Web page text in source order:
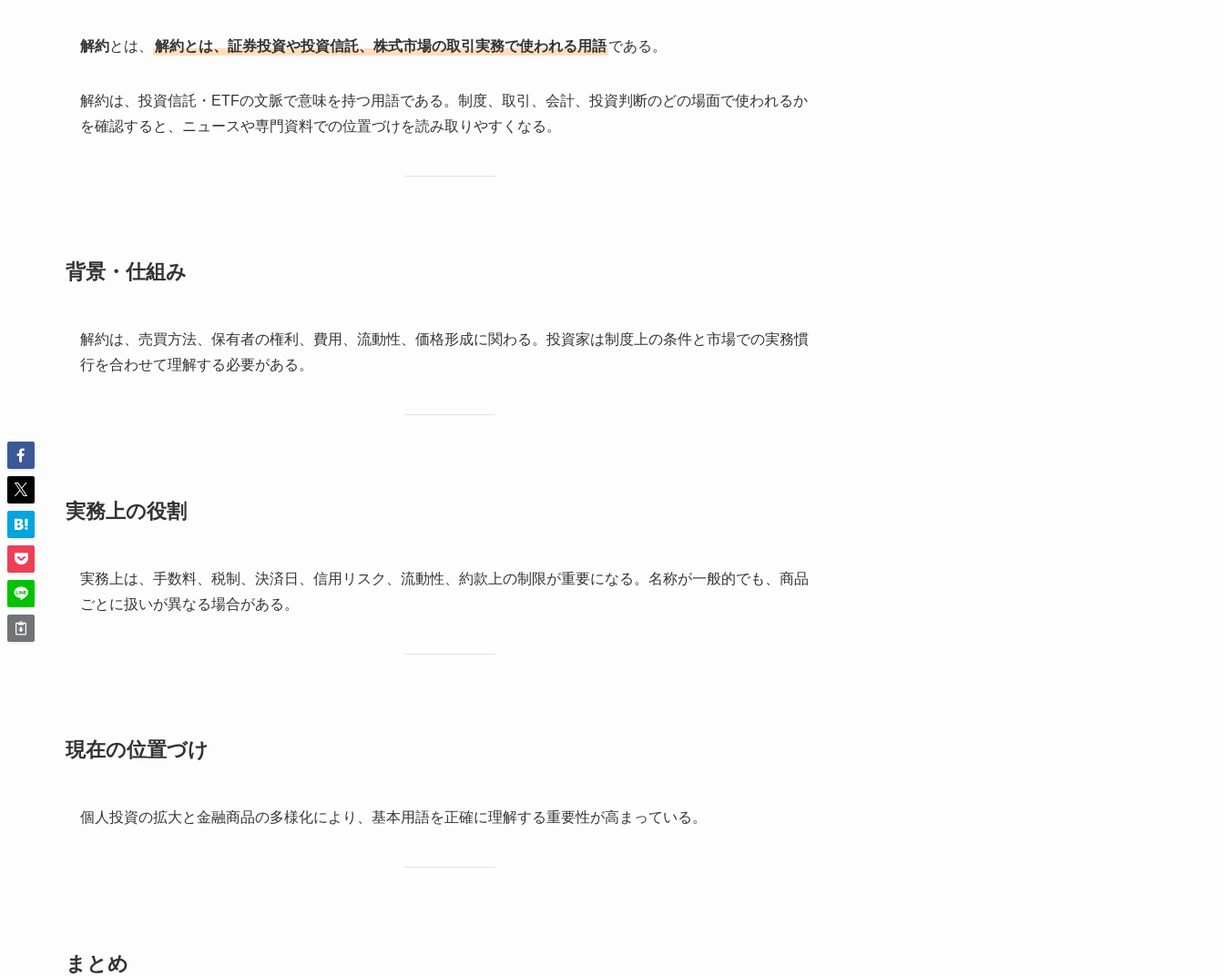
解約とは、 解約とは、証券投資や投資信託、株式市場の取引実務で使われる用語である。
解約は、投資信託・ETFの文脈で意味を持つ用語である。制度、取引、会計、投資判断のどの場面で使われるか
を確認すると、ニュースや専門資料での位置づけを読み取りやすくなる。
背景・仕組み
解約は、売買方法、保有者の権利、費用、流動性、価格形成に関わる。投資家は制度上の条件と市場での実務慣
行を合わせて理解する必要がある。
実務上の役割
実務上は、手数料、税制、決済日、信用リスク、流動性、約款上の制限が重要になる。名称が一般的でも、商品
ごとに扱いが異なる場合がある。
現在の位置づけ
個人投資の拡大と金融商品の多様化により、基本用語を正確に理解する重要性が高まっている。
まとめ